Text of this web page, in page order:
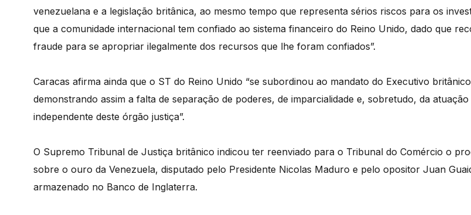
venezuelana e a legislação britânica, ao mesmo tempo que representa sérios riscos para os
que a comunidade internacional tem confiado ao sistema financeiro do Reino Unido, dado que
fraude para se apropriar ilegalmente dos recursos que lhe foram confiados”.
Caracas afirma ainda que o ST do Reino Unido “se subordinou ao mandato do Executivo
demonstrando assim a falta de separação de poderes, de imparcialidade e, sobretudo, da atuação
independente deste órgão justiça”.
O Supremo Tribunal de Justiça britânico indicou ter reenviado para o Tribunal do Comércio o
sobre o ouro da Venezuela, disputado pelo Presidente Nicolas Maduro e pelo opositor Juan
armazenado no Banco de Inglaterra.